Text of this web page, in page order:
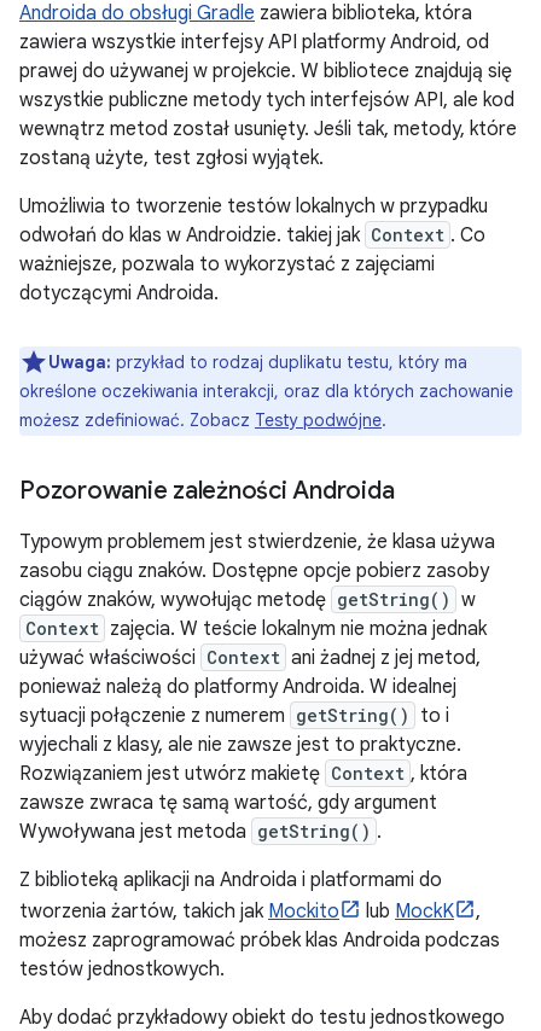
Androida do obsługi Gradle zawiera biblioteka, która
zawiera wszystkie interfejsy API platformy Android, od
prawej do używanej w projekcie. W bibliotece znajdują się
wszystkie publiczne metody tych interfejsów API, ale kod
wewnątrz metod został usunięty. Jeśli tak, metody, które
zostaną użyte, test zgłosi wyjątek.
Umożliwia to tworzenie testów lokalnych w przypadku
odwołań do klas w Androidzie. takiej jak Context . Co
ważniejsze, pozwala to wykorzystać z zajęciami
dotyczącymi Androida.
Uwaga: przykład to rodzaj duplikatu testu, który ma
określone oczekiwania interakcji, oraz dla których zachowanie
możesz zdefiniować. Zobacz Testy podwójne.
Pozorowanie zależności Androida
Typowym problemem jest stwierdzenie, że klasa używa
zasobu ciągu znaków. Dostępne opcje pobierz zasoby
ciągów znaków, wywołując metodę getString() w
Context zajęcia. W teście lokalnym nie można jednak
używać właściwości Context ani żadnej z jej metod,
ponieważ należą do platformy Androida. W idealnej
sytuacji połączenie z numerem getString()
to i
wyjechali z klasy, ale nie zawsze jest to praktyczne.
Rozwiązaniem jest utwórz makietę Context , która
zawsze zwraca tę samą wartość, gdy argument
Wywoływana jest metoda getString() .
Z biblioteką aplikacji na Androida i platformami do
tworzenia żartów, takich jak Mockito lub MockK
,
możesz zaprogramować próbek klas Androida podczas
testów jednostkowych.
Aby dodać przykładowy obiekt do testu jednostkowego